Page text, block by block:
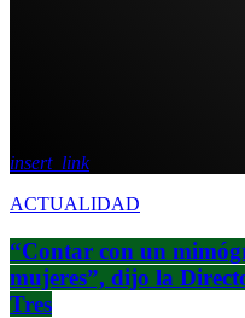
insert_link
ACTUALIDAD
“Contar con un
mujeres”, dijo la
Tres